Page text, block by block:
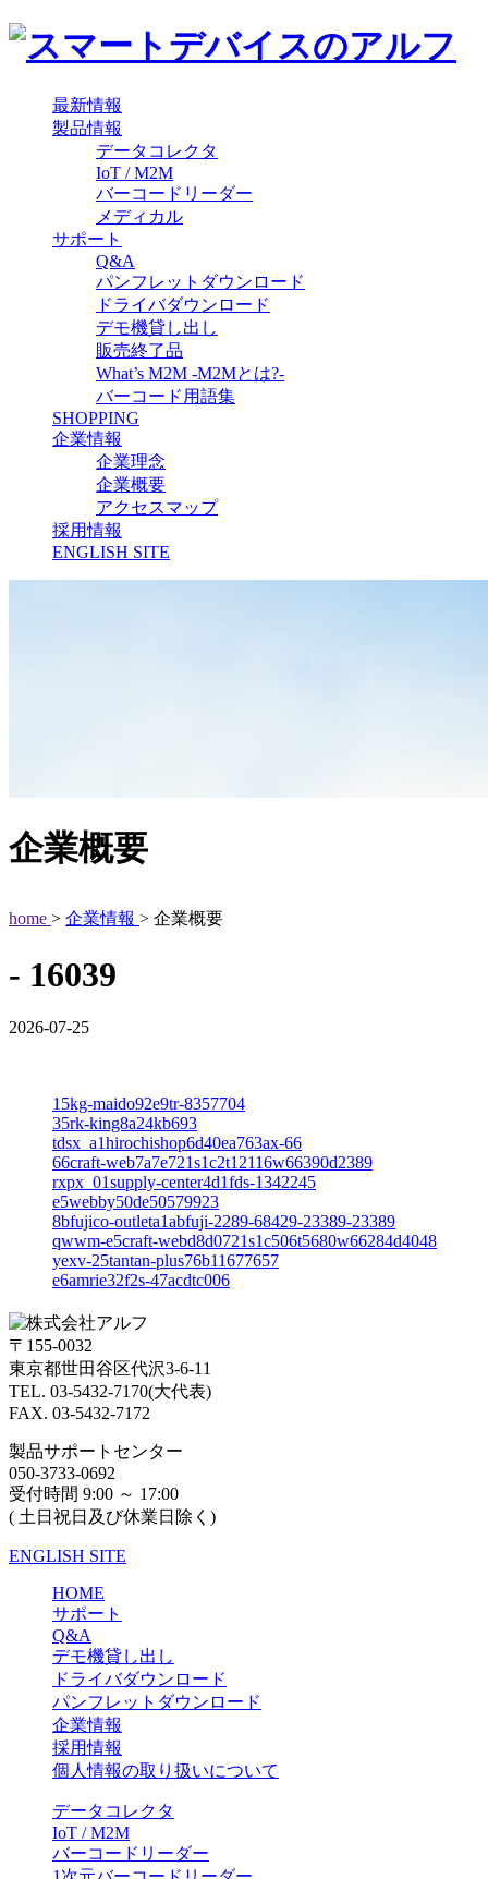
最新情報
製品情報
データコレクタ
IoT / M2M
バーコードリーダー
メディカル
サポート
Q&A
パンフレットダウンロード
ドライバダウンロード
デモ機貸し出し
販売終了品
What’s M2M -M2Mとは?-
バーコード用語集
SHOPPING
企業情報
企業理念
企業概要
アクセスマップ
採用情報
ENGLISH SITE
企業概要
home > 企業情報 > 企業概要
- 16039
2026-07-25
15kg-maido92e9tr-8357704
35rk-king8a24kb693
tdsx_a1hirochishop6d40ea763ax-66
66craft-web7a7e721s1c2t12116w66390d2389
rxpx_01supply-center4d1fds-1342245
e5webby50de50579923
8bfujico-outleta1abfuji-2289-68429-23389-23389
qwwm-e5craft-webd8d0721s1c506t5680w66284d4048
yexv-25tantan-plus76b11677657
e6amrie32f2s-47acdtc006
〒155-0032
東京都世田谷区代沢3-6-11
TEL. 03-5432-7170(大代表)
FAX. 03-5432-7172
製品サポートセンター
050-3733-0692
受付時間 9:00 ～ 17:00
( 土日祝日及び休業日除く)
ENGLISH SITE
HOME
サポート
Q&A
デモ機貸し出し
ドライバダウンロード
パンフレットダウンロード
企業情報
採用情報
個人情報の取り扱いについて
データコレクタ
IoT / M2M
バーコードリーダー